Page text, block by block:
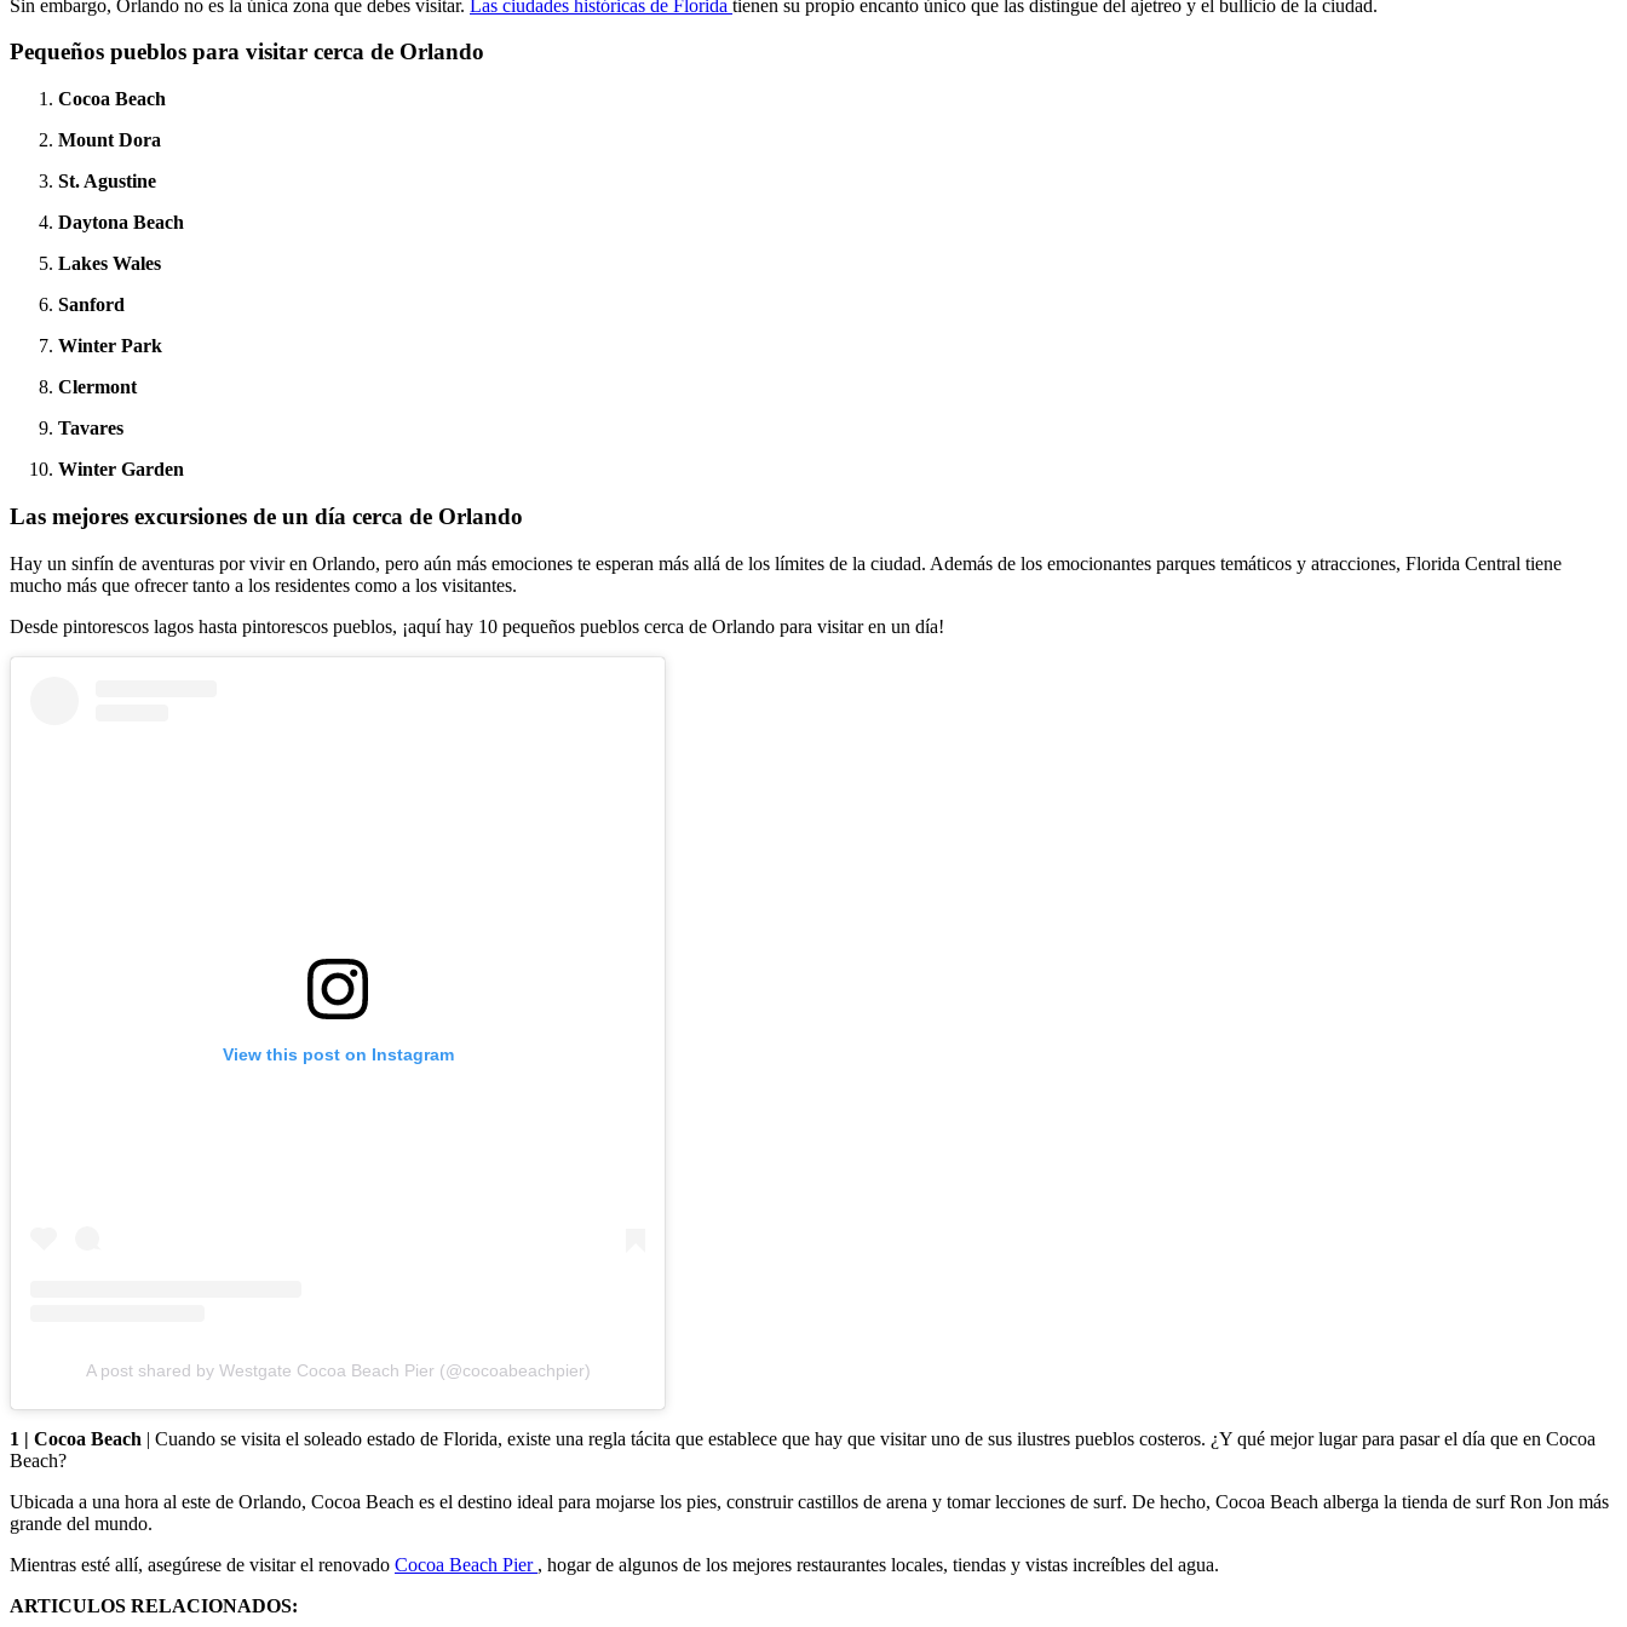
Sin embargo, Orlando no es la única zona que debes visitar. Las ciudades históricas de Florida tienen su propio encanto único que las distingue del ajetreo y el bullicio de la ciudad.
Pequeños pueblos para visitar cerca de Orlando
Cocoa Beach
Mount Dora
St. Agustine
Daytona Beach
Lakes Wales
Sanford
Winter Park
Clermont
Tavares
Winter Garden
Las mejores excursiones de un día cerca de Orlando
Hay un sinfín de aventuras por vivir en Orlando, pero aún más emociones te esperan más allá de los límites de la ciudad. Además de los emocionantes parques temáticos y atracciones, Florida Central tiene
mucho más que ofrecer tanto a los residentes como a los visitantes.
Desde pintorescos lagos hasta pintorescos pueblos, ¡aquí hay 10 pequeños pueblos cerca de Orlando para visitar en un día!
View this post on Instagram
A post shared by Westgate Cocoa Beach Pier (@cocoabeachpier)
1 | Cocoa Beach | Cuando se visita el soleado estado de Florida, existe una regla tácita que establece que hay que visitar uno de sus ilustres pueblos costeros. ¿Y qué mejor lugar para pasar el día que en Cocoa
Beach?
Ubicada a una hora al este de Orlando, Cocoa Beach es el destino ideal para mojarse los pies, construir castillos de arena y tomar lecciones de surf. De hecho, Cocoa Beach alberga la tienda de surf Ron Jon más
grande del mundo.
Mientras esté allí, asegúrese de visitar el renovado Cocoa Beach Pier , hogar de algunos de los mejores restaurantes locales, tiendas y vistas increíbles del agua.
ARTICULOS RELACIONADOS: